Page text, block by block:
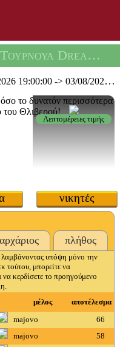
Dream Του Rex -
19:00:00 ->03/08/2026 19:59:59
Λεπτομέρειες τιμής
νικητές
αρχάριος πλήθος
υπόψη μόνο την
τούτου, μπορείτε να
κερδίσετε το προηγούμενο
μέλος
αποτέλεσμα
majovo
66
majovo
58